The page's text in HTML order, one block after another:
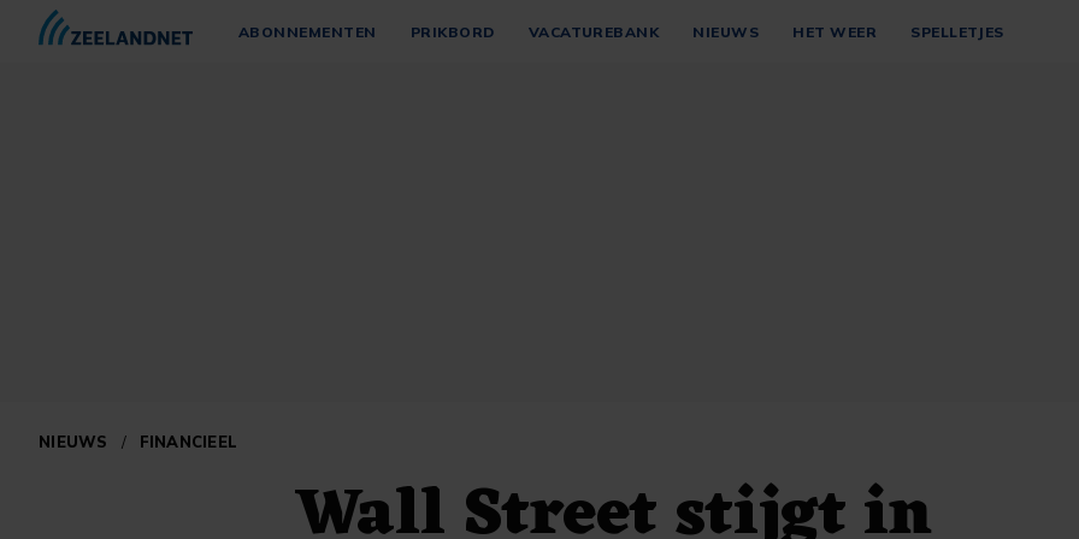
ABONNEMENTEN PRIKBORD VACATUREBANK NIEUWS HET WEER SPELLETJES
NIEUWS / FINANCIEEL